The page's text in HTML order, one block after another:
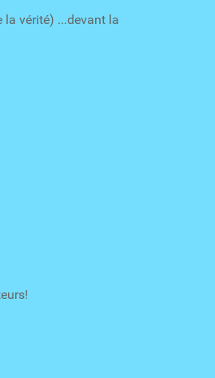
la vérité) ...devant la